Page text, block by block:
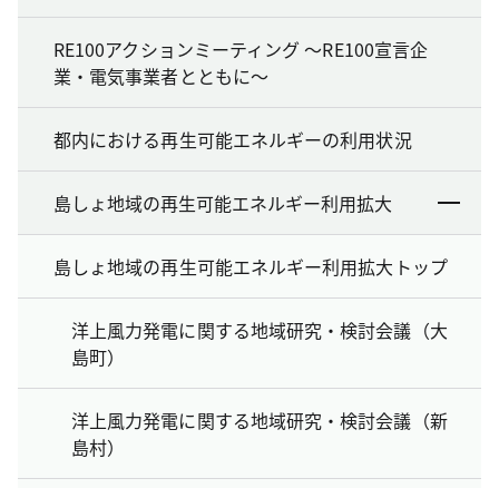
RE100アクションミーティング ～RE100宣言企
業・電気事業者とともに～
都内における再生可能エネルギーの利用状況
島しょ地域の再生可能エネルギー利用拡大
島しょ地域の再生可能エネルギー利用拡大トップ
洋上風力発電に関する地域研究・検討会議（大
島町）
洋上風力発電に関する地域研究・検討会議（新
島村）